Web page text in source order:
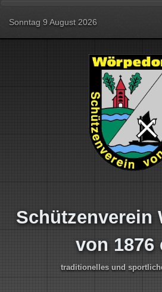
Sonntag 9 August 2026
Schützenverein
von 1876
traditionelles und